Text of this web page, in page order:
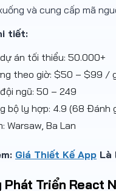
và cung cấp mã
tiết:
án tối thiểu: 50.000+
theo giờ: $50 – $99 /
ngũ: 50 – 249
bộ ly hợp: 4.9 (68 Đánh
Warsaw, Ba Lan
Giá Thiết Kế App Là
Phát Triển React